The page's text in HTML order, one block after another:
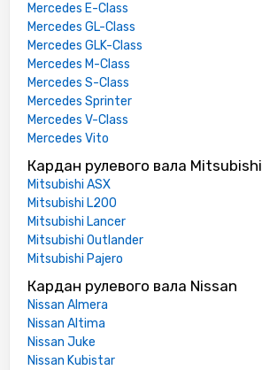
Mercedes E-Class
Mercedes GL-Class
Mercedes GLK-Class
Mercedes M-Class
Mercedes S-Class
Mercedes Sprinter
Mercedes V-Class
Mercedes Vito
Кардан рулевого вала Mitsubishi
Mitsubishi ASX
Mitsubishi L200
Mitsubishi Lancer
Mitsubishi Outlander
Mitsubishi Pajero
Кардан рулевого вала Nissan
Nissan Almera
Nissan Altima
Nissan Juke
Nissan Kubistar